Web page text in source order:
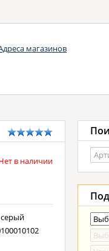
магазинов
в наличии
серый